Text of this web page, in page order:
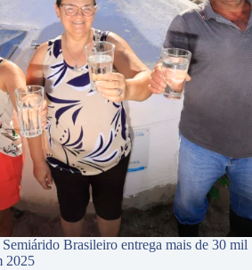
Brasileiro entrega mais de 30 mil
2025